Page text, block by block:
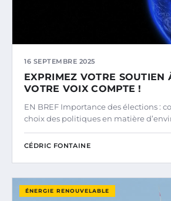
16 SEPTEMBRE 2025
EXPRIMEZ VOTRE SOUTIEN
VOTRE VOIX COMPTE !
EN BREF Importance des élections :
choix des politiques en matière
CÉDRIC FONTAINE
ÉNERGIE RENOUVELABLE